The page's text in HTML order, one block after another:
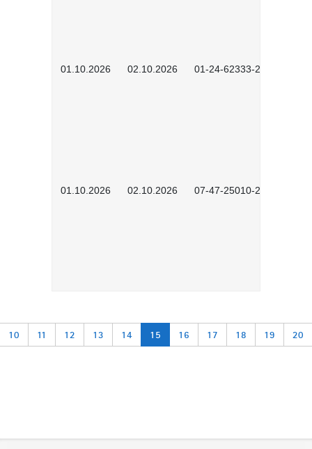
01.10.2026 02.10.2026 01-24-62333-2601
01.10.2026 02.10.2026 07-47-25010-2601
10 11 12 13 14 15 16 17 18 19 20